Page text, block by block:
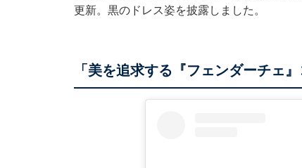
更新。黒のドレス姿を披露しました。
「美を追求する『フェンダーチェ』